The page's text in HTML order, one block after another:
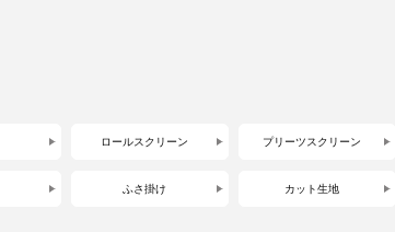
ロールスクリーン プリーツスクリーン
ふさ掛け カット生地